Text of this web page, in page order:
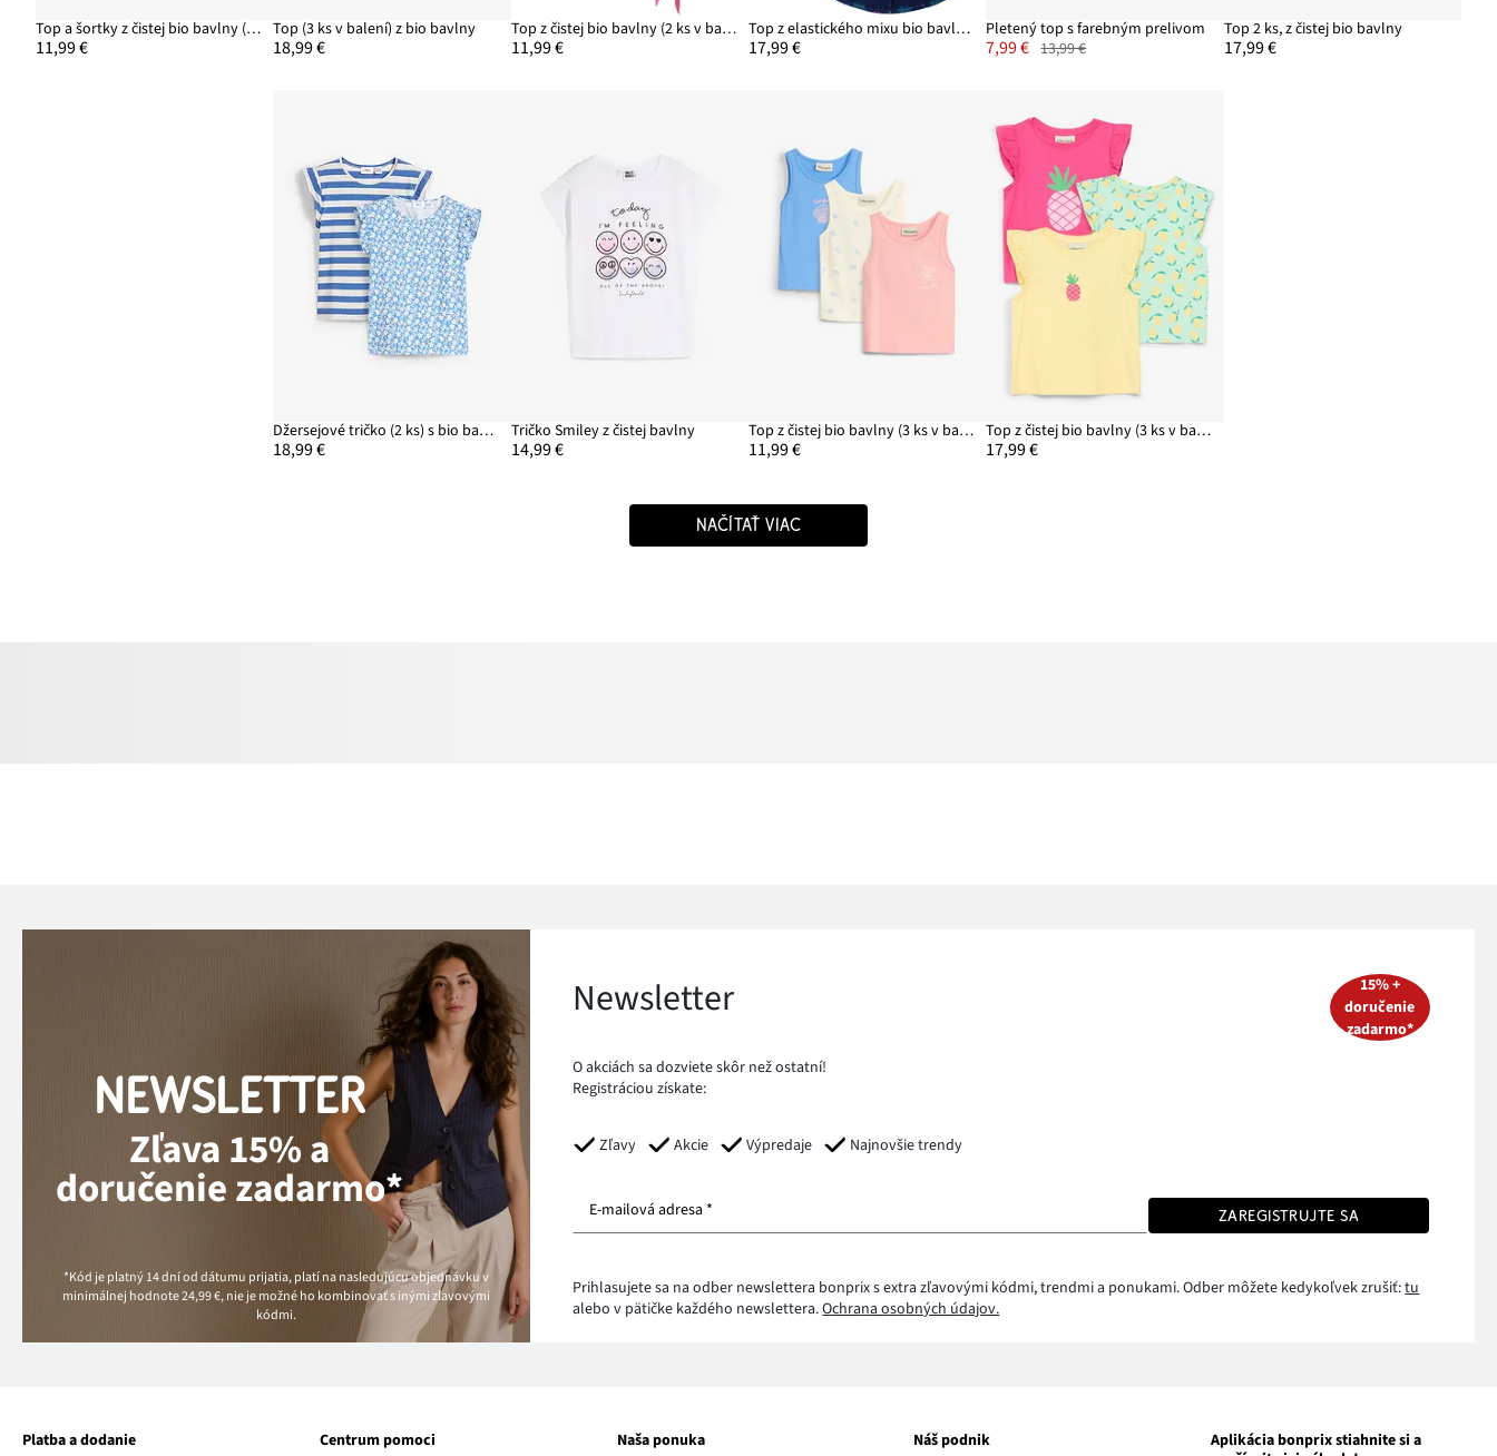
Top a šortky z čistej bio bavlny (2-dielna sada)
11,99 €
Top (3 ks v balení) z bio bavlny
18,99 €
Top z čistej bio bavlny (2 ks v balení)
11,99 €
Top z elastického mixu bio bavlny (2 ks)
17,99 €
Pletený top s farebným prelivom
7,99 € 13,99 €
Top 2 ks, z čistej bio bavlny
17,99 €
Džersejové tričko (2 ks) s bio bavlnou
18,99 €
Tričko Smiley z čistej bavlny
14,99 €
Top z čistej bio bavlny (3 ks v balení)
11,99 €
Top z čistej bio bavlny (3 ks v balení)
17,99 €
NAČÍTAŤ VIAC
NEWSLETTER
Zľava 15% a
doručenie zadarmo*
*Kód je platný 14 dní od dátumu prijatia, platí na nasledujúcu objednávku v
minimálnej hodnote24,99 €, nie je možné ho kombinovať s inými zľavovými
kódmi.
Newsletter
O akciách sa dozviete skôr než ostatní!
Registráciou získate:
Zľavy Akcie Výpredaje Najnovšie trendy
15% +
doručenie
zadarmo*
E-mailová adresa * ZAREGISTRUJTE SA
Prihlasujete sa na odber newslettera bonprix s extra zľavovými kódmi, trendmi a ponukami. Odber môžete kedykoľvek zrušiť:tu
alebo v pätičke každého newslettera.Ochrana osobných údajov.
Platba a dodanie Centrum pomoci Naša ponuka Náš podnik
Aplikácia bonprix stiahnite si a